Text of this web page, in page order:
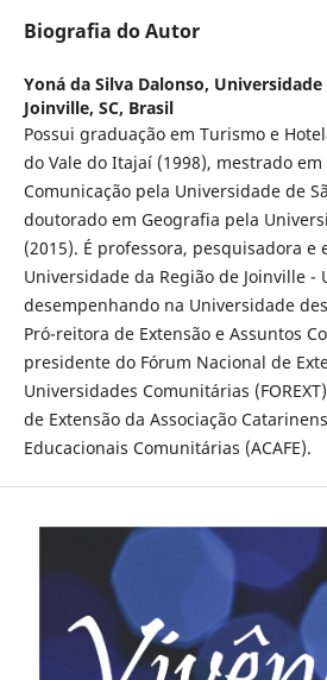
Biografia do Autor
Yoná da Silva Dalonso, Universidade
Joinville, SC, Brasil
Possui graduação em Turismo e
do Vale do Itajaí (1998), mestrado em
Comunicação pela Universidade de
doutorado em Geografia pela
(2015). É professora, pesquisadora e
Universidade da Região de Joinville -
desempenhando na Universidade
Pró-reitora de Extensão e Assuntos
presidente do Fórum Nacional de
Universidades Comunitárias
de Extensão da Associação
Educacionais Comunitárias (ACAFE).